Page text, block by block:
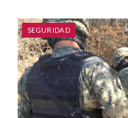
SEGURIDAD